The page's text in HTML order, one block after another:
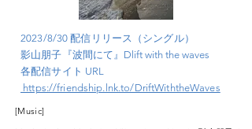
2023/8/30 配信リリース（シングル）
影山朋子『波間にて』 Dlift with the waves
各配信サイト URL
https://friendship.lnk.to/DriftWiththeWaves
[Music]